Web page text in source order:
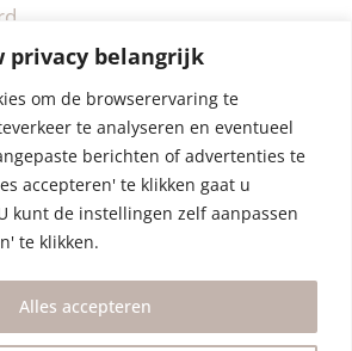
privacy belangrijk
om de browserervaring te
te analyseren en eventueel
berichten of advertenties te
accepteren' te klikken gaat u
kunt de instellingen zelf aanpassen
te klikken.
Alles accepteren
& verzendkosten
Policy
Voorwaarden